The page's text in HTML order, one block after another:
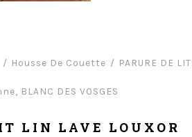
Housse De Couette PARURE DE LIT
BLANC DES VOSGES
LIN LAVE LOUXOR